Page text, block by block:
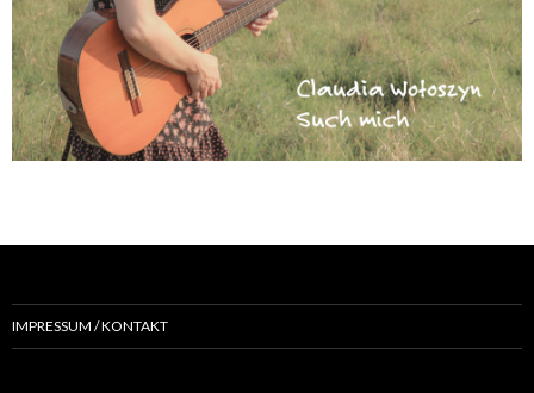
IMPRESSUM / KONTAKT